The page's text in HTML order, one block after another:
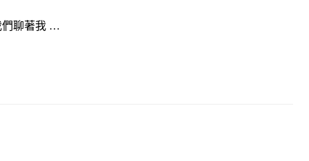
們聊著我 …